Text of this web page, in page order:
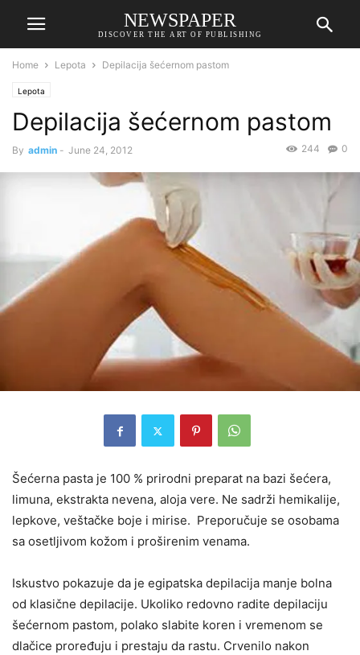
NEWSPAPER
DISCOVER THE ART OF PUBLISHING
Home Lepota Depilacija šećernom pastom
Lepota
Depilacija šećernom pastom
By admin - June 24, 2012 0
244
Šećerna pasta je 100 % prirodni preparat na bazi šećera,
limuna, ekstrakta nevena, aloja vere. Ne sadrži hemikalije,
lepkove, veštačke boje i mirise. Preporučuje se osobama
sa osetljivom kožom i proširenim venama.
Iskustvo pokazuje da je egipatska depilacija manje bolna
od klasične depilacije. Ukoliko redovno radite depilaciju
šećernom pastom, polako slabite koren i vremenom se
dlačice proređuju i prestaju da rastu. Crvenilo nakon